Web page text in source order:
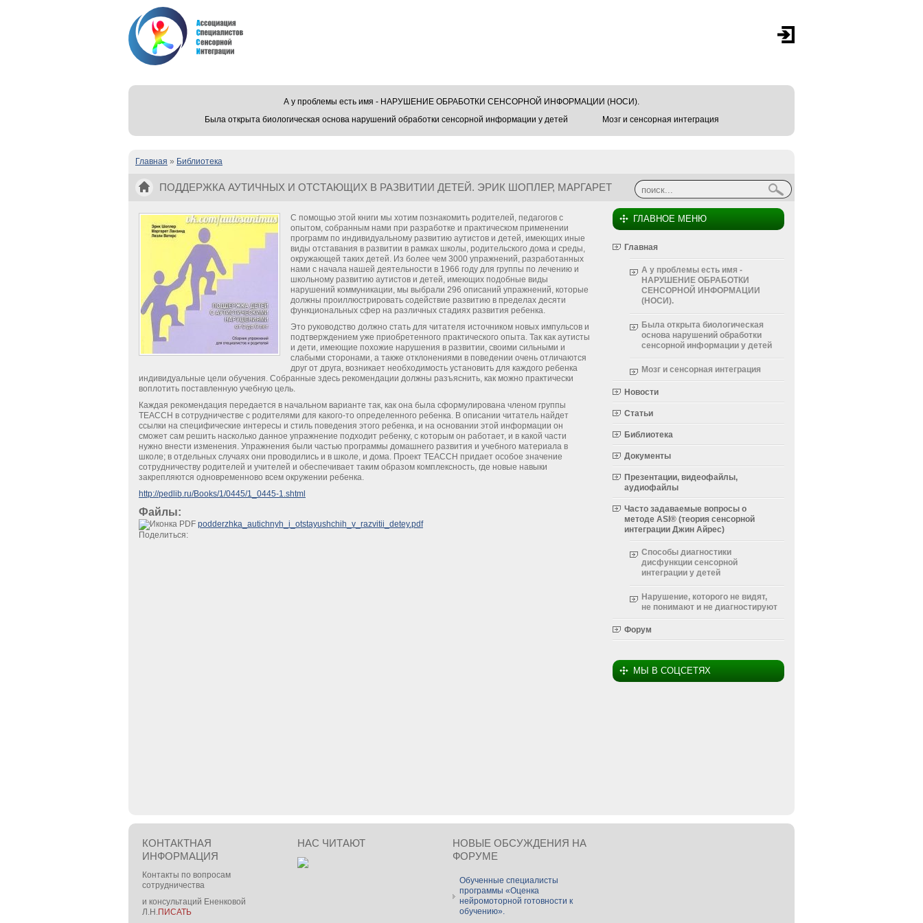
А у проблемы есть имя - НАРУШЕНИЕ ОБРАБОТКИ СЕНСОРНОЙ ИНФОРМАЦИИ (НОСИ).
Была открыта биологическая основа нарушений обработки сенсорной информации у детей
Мозг и сенсорная интеграция
Вы здесь
Главная » Библиотека
ПОДДЕРЖКА АУТИЧНЫХ И ОТСТАЮЩИХ В РАЗВИТИИ ДЕТЕЙ. ЭРИК ШОПЛЕР, МАРГАРЕТ
Форма поиска
Найти
С помощью этой книги мы хотим познакомить родителей, педагогов с
опытом, собранным нами при разработке и практическом применении
программ по индивидуальному развитию аутистов и детей, имеющих иные
виды отставания в развитии в рамках школы, родительского дома и среды,
окружающей таких детей. Из более чем 3000 упражнений, разработанных
нами с начала нашей деятельности в 1966 году для группы по лечению и
школьному развитию аутистов и детей, имеющих подобные виды
нарушений коммуникации, мы выбрали 296 описаний упражнений, которые
должны проиллюстрировать содействие развитию в пределах десяти
функциональных сфер на различных стадиях развития ребенка.
Это руководство должно стать для читателя источником новых импульсов и
подтверждением уже приобретенного практического опыта. Так как аутисты
и дети, имеющие похожие нарушения в развитии, своими сильными и
слабыми сторонами, а также отклонениями в поведении очень отличаются
друг от друга, возникает необходимость установить для каждого ребенка
индивидуальные цели обучения. Собранные здесь рекомендации должны разъяснить, как можно практически
воплотить поставленную учебную цель.
Каждая рекомендация передается в начальном варианте так, как она была сформулирована членом группы
ТЕАССН в сотрудничестве с родителями для какого-то определенного ребенка. В описании читатель найдет
ссылки на специфические интересы и стиль поведения этого ребенка, и на основании этой информации он
сможет сам решить насколько данное упражнение подходит ребенку, с которым он работает, и в какой части
нужно внести изменения. Упражнения были частью программы домашнего развития и учебного материала в
школе; в отдельных случаях они проводились и в школе, и дома. Проект ТЕАССН придает особое значение
сотрудничеству родителей и учителей и обеспечивает таким образом комплексность, где новые навыки
закрепляются одновременново всем окружении ребенка.
http://pedlib.ru/Books/1/0445/1_0445-1.shtml
Файлы:
podderzhka_autichnyh_i_otstayushchih_v_razvitii_detey.pdf
Поделиться:
ГЛАВНОЕ МЕНЮ
Главная
А у проблемы есть имя -
НАРУШЕНИЕ ОБРАБОТКИ
СЕНСОРНОЙ ИНФОРМАЦИИ
(НОСИ).
Была открыта биологическая
основа нарушений обработки
сенсорной информации у детей
Мозг и сенсорная интеграция
Новости
Статьи
Библиотека
Документы
Презентации, видеофайлы,
аудиофайлы
Часто задаваемые вопросы о
методе ASI® (теория сенсорной
интеграции Джин Айрес)
Способы диагностики
дисфункции сенсорной
интеграции у детей
Нарушение, которого не видят,
не понимают и не диагностируют
Форум
МЫ В СОЦСЕТЯХ
КОНТАКТНАЯ
ИНФОРМАЦИЯ
Контакты по вопросам
сотрудничества
и консультаций Ененковой
Л.Н.ПИСАТЬ
НАС ЧИТАЮТ
НОВЫЕ ОБСУЖДЕНИЯ НА
ФОРУМЕ
Обученные специалисты
программы «Оценка
нейромоторной готовности к
обучению».